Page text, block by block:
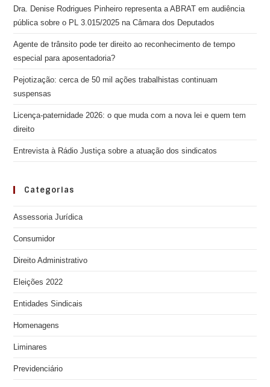
Dra. Denise Rodrigues Pinheiro representa a ABRAT em audiência
pública sobre o PL 3.015/2025 na Câmara dos Deputados
Agente de trânsito pode ter direito ao reconhecimento de tempo
especial para aposentadoria?
Pejotização: cerca de 50 mil ações trabalhistas continuam
suspensas
Licença-paternidade 2026: o que muda com a nova lei e quem tem
direito
Entrevista à Rádio Justiça sobre a atuação dos sindicatos
Categorias
Assessoria Jurídica
Consumidor
Direito Administrativo
Eleições 2022
Entidades Sindicais
Homenagens
Liminares
Previdenciário